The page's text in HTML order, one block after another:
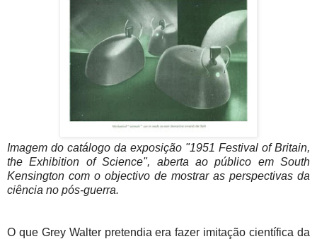
Imagem do catálogo da exposição "1951 Festival of Britain,
the Exhibition of Science", aberta ao público em South
Kensington com o objectivo de mostrar as perspectivas da
ciência no pós-guerra.
O que Grey Walter pretendia era fazer imitação científica da